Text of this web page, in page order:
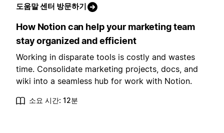
도움말 센터 방문하기
How Notion can help your marketing team
stay organized and efficient
Working in disparate tools is costly and wastes
time. Consolidate marketing projects, docs, and
wiki into a seamless hub for work with Notion.
소요 시간: 12분